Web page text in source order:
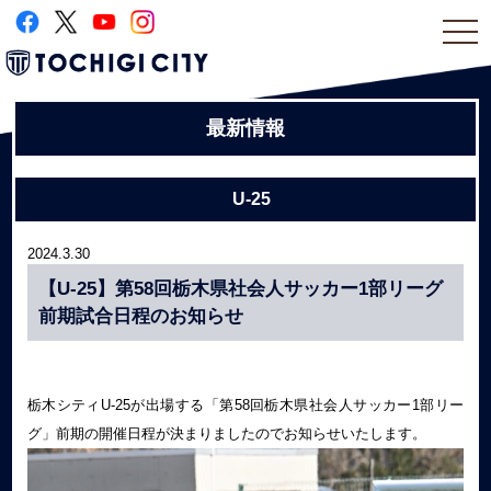
最新情報
U-25
2024.3.30
【U-25】第58回栃木県社会人サッカー1部リーグ
前期試合日程のお知らせ
栃木シティU-25が出場する「第58回栃木県社会人サッカー1部リー
グ」前期の開催日程が決まりましたのでお知らせいたします。